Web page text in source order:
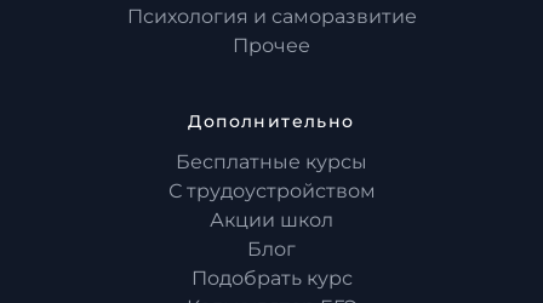
Психология и саморазвитие
Прочее
Дополнительно
Бесплатные курсы
С трудоустройством
Акции школ
Блог
Подобрать курс